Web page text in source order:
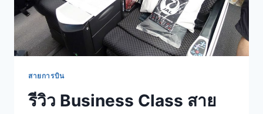
สายการบิน
รีวิว Business Class สาย